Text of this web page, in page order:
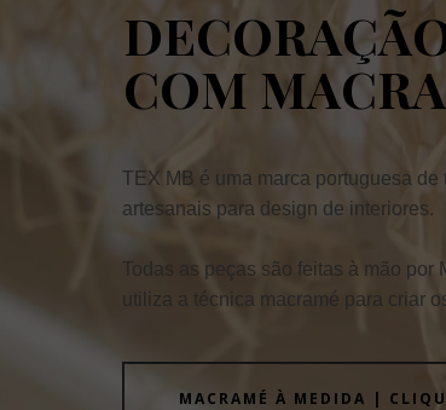
COM
TEX MB é uma marca portuguesa de
artesanais para design de interiores.
Todas as peças são feitas à mão por
utiliza a técnica macramé para criar
MACRAMÉ À MEDIDA |